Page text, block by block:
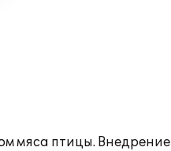
мяса птицы.